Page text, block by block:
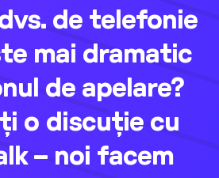
de telefonie
mai dramatic
de apelare?
o discuție cu
– noi facem